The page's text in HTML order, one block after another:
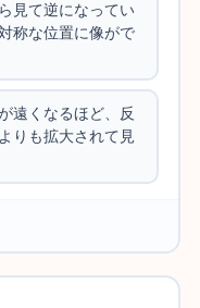
見て逆になってい
称な位置に像がで
遠くなるほど、反
りも拡大されて見